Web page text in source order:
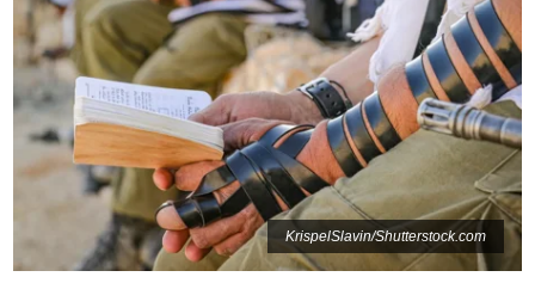
KrispelSlavin/Shutterstock.com